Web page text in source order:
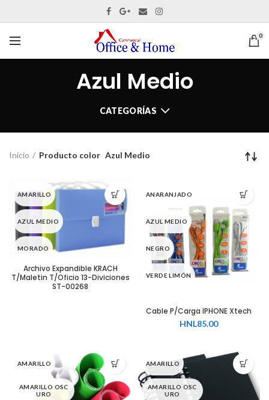
0
Azul Medio
CATEGORÍAS
Inicio Producto color Azul Medio
AMARILLO
AZUL MEDIO
MORADO
NEGRO
Archivo Expandible KRACH
T/Maletin T/Oficio 13-Diviciones
ST-00268
ANARANJADO
AZUL MEDIO
NEGRO
VERDE LIMÓN
Cable P/Carga IPHONE Xtech
HNL85.00
AMARILLO
AMARILLO OSC
URO
AMARILLO
AMARILLO OSC
URO